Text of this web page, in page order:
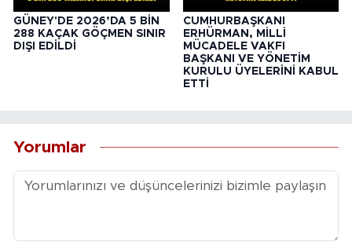
GÜNEY'DE 2026’DA 5 BİN
288 KAÇAK GÖÇMEN SINIR
DIŞI EDİLDİ
CUMHURBAŞKANI
ERHÜRMAN, MİLLİ
MÜCADELE VAKFI
BAŞKANI VE YÖNETİM
KURULU ÜYELERİNİ KABUL
ETTİ
Yorumlar